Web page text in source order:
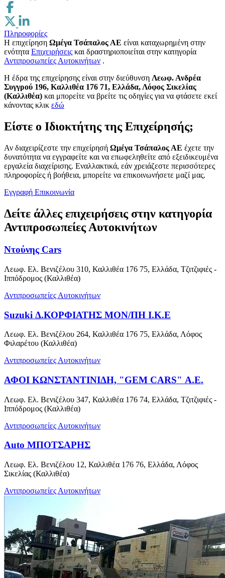
Πληροφορίες
Η επιχείρηση Ωμέγα Τσάπαλος ΑΕ είναι καταχωρημένη στην
ενότητα Επιχειρήσεις και δραστηριοποιείται στην κατηγορία
Αντιπροσωπείες Αυτοκινήτων .
H έδρα της επιχείρησης είναι στην διεύθυνση Λεωφ. Ανδρέα
Συγγρού 196, Καλλιθέα 176 71, Ελλάδα, Λόφος Σικελίας
(Καλλιθέα) και μπορείτε να βρείτε τις οδηγίες για να φτάσετε εκεί
κάνοντας κλικ εδώ
Είστε ο Ιδιοκτήτης της Επιχείρησής;
Αν διαχειρίζεστε την επιχείρησή Ωμέγα Τσάπαλος ΑΕ έχετε την
δυνατότητα να εγγραφείτε και να επωφεληθείτε από εξειδικευμένα
εργαλεία διαχείρισης. Εναλλακτικά, εάν χρειάζεστε περισσότερες
πληροφορίες ή βοήθεια, μπορείτε να επικοινωνήσετε μαζί μας.
Εγγραφή Επικοινωνία
Δείτε άλλες επιχειρήσεις στην κατηγορία
Αντιπροσωπείες Αυτοκινήτων
Ντούνης Cars
Λεωφ. Ελ. Βενιζέλου 310, Καλλιθέα 176 75, Ελλάδα, Τζιτζιφιές -
Ιππόδρομος (Καλλιθέα)
Αντιπροσωπείες Αυτοκινήτων
Suzuki Δ.ΚΟΡΦΙΑΤΗΣ ΜΟΝ/ΠΗ Ι.Κ.Ε
Λεωφ. Ελ. Βενιζέλου 264, Καλλιθέα 176 75, Ελλάδα, Λόφος
Φιλαρέτου (Καλλιθέα)
Αντιπροσωπείες Αυτοκινήτων
ΑΦΟΙ ΚΩΝΣΤΑΝΤΙΝΙΔΗ, "GEM CARS" Α.Ε.
Λεωφ. Ελ. Βενιζέλου 347, Καλλιθέα 176 74, Ελλάδα, Τζιτζιφιές -
Ιππόδρομος (Καλλιθέα)
Αντιπροσωπείες Αυτοκινήτων
Auto ΜΠΟΤΣΑΡΗΣ
Λεωφ. Ελ. Βενιζέλου 12, Καλλιθέα 176 76, Ελλάδα, Λόφος
Σικελίας (Καλλιθέα)
Αντιπροσωπείες Αυτοκινήτων